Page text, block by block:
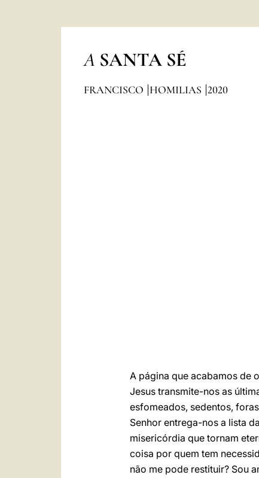
A SANTA SÉ
FRANCISCO HOMILIAS 2020
A página que acabamos de
Jesus transmite-nos as
esfomeados, sedentos,
Senhor entrega-nos a lista
misericórdia que tornam
coisa por quem tem
não me pode restituir? Sou